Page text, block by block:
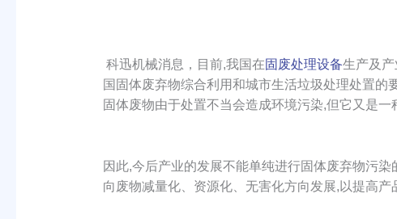
科迅机械消息，目前,我国在固废处理设备生产及
国固体废弃物综合利用和城市生活垃圾处理处置的
固体废物由于处置不当会造成环境污染,但它又是一
因此,今后产业的发展不能单纯进行固体废弃物污
向废物减量化、资源化、无害化方向发展,以提高产